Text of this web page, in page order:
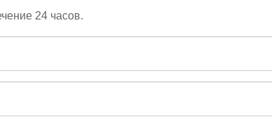
24 часов.